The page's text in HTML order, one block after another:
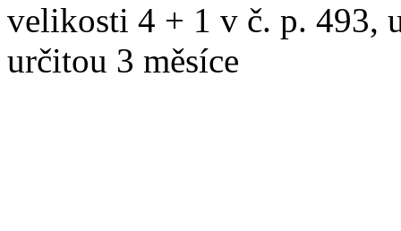
velikosti 4 + 1 v č. p. 493,
určitou 3 měsíce